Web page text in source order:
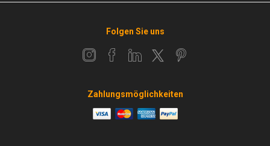
Folgen Sie uns
Zahlungsmöglichkeiten